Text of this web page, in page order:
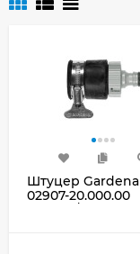
Штуцер Gardena
02907-20.000.00